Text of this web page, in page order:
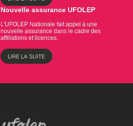
Nouvelle assurance UFOLEP
L'UFOLEP Nationale fait appel à une
nouvelle assurance dans le cadre des
affiliations et licences.
LIRE LA SUITE